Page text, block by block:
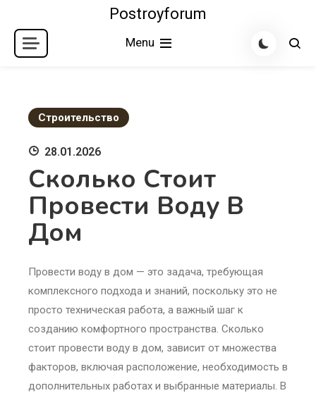
content
Postroyforum
Menu
Строительство
28.01.2026
Сколько Стоит
Провести Воду В
Дом
Провести воду в дом — это задача, требующая
комплексного подхода и знаний, поскольку это не
просто техническая работа, а важный шаг к
созданию комфортного пространства. Сколько
стоит провести воду в дом, зависит от множества
факторов, включая расположение, необходимость в
дополнительных работах и выбранные материалы. В